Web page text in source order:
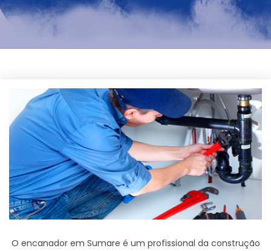
O encanador em Sumare é um profissional da construção